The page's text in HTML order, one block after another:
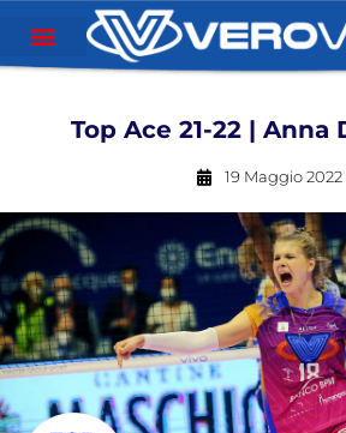
Top Ace 21-22 | Anna
19 Maggio 2022